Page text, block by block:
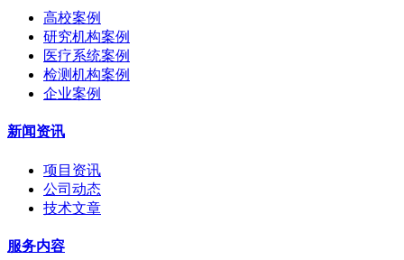
高校案例
研究机构案例
医疗系统案例
检测机构案例
企业案例
新闻资讯
项目资讯
公司动态
技术文章
服务内容